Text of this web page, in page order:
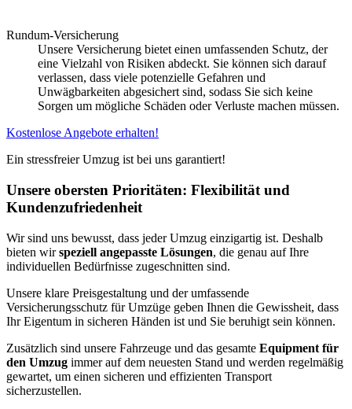
Rundum-Versicherung
Unsere Versicherung bietet einen umfassenden Schutz, der
eine Vielzahl von Risiken abdeckt. Sie können sich darauf
verlassen, dass viele potenzielle Gefahren und
Unwägbarkeiten abgesichert sind, sodass Sie sich keine
Sorgen um mögliche Schäden oder Verluste machen müssen.
Kostenlose Angebote erhalten!
Ein stressfreier Umzug ist bei uns garantiert!
Unsere obersten Prioritäten: Flexibilität und
Kundenzufriedenheit
Wir sind uns bewusst, dass jeder Umzug einzigartig ist. Deshalb
bieten wirspeziell angepasste Lösungen, die genau auf Ihre
individuellen Bedürfnisse zugeschnitten sind.
Unsere klare Preisgestaltung und der umfassende
Versicherungsschutz für Umzüge geben Ihnen die Gewissheit, dass
Ihr Eigentum in sicheren Händen ist und Sie beruhigt sein können.
Zusätzlich sind unsere Fahrzeuge und das gesamte Equipment für
den Umzug immer auf dem neuesten Stand und werden regelmäßig
gewartet, um einen sicheren und effizienten Transport
sicherzustellen.